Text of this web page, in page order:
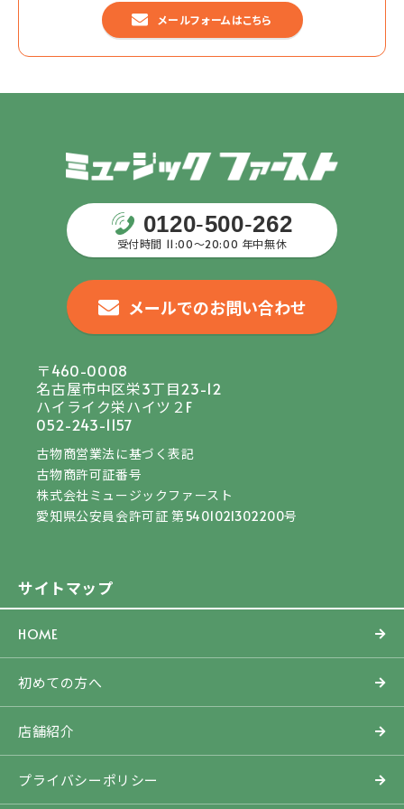
メールフォームはこちら
サイトマップ
HOME
初めての方へ
店舗紹介
プライバシーポリシー
0120-500-262
受付時間 11:00〜20:00 年中無休
メールでのお問い合わせ
〒460-0008
名古屋市中区栄3丁目23-12
ハイライク栄ハイツ２F
052-243-1157
古物商営業法に基づく表記
古物商許可証番号
株式会社ミュージックファースト
愛知県公安員会許可証 第5401021302200号